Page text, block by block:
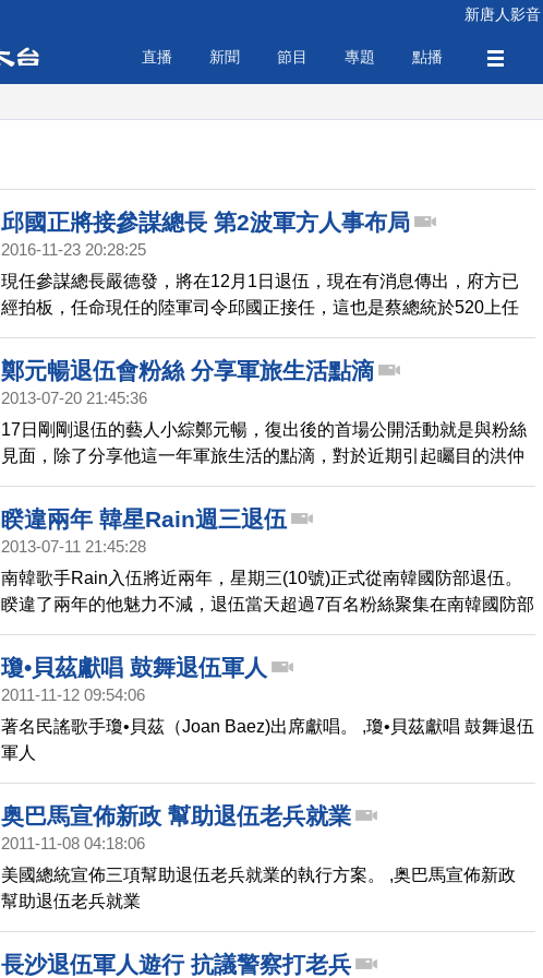
新唐人影音
直播 新聞 節目 專題 點播
防
邱國正將接參謀總長 第2波軍方人事布局
2016-11-23 20:28:25
現任參謀總長嚴德發，將在12月1日退伍，現在有消息傳出，府方已
經拍板，任命現任的陸軍司令邱國正接任，這也是蔡總統於520上任
之後，第2波重要的軍方人事布局。
鄭元暢退伍會粉絲 分享軍旅生活點滴
2013-07-20 21:45:36
17日剛剛退伍的藝人小綜鄭元暢，復出後的首場公開活動就是與粉絲
見面，除了分享他這一年軍旅生活的點滴，對於近期引起矚目的洪仲
丘案，鄭元暢也直言，真的感到相當憤怒。
睽違兩年 韓星Rain週三退伍
2013-07-11 21:45:28
南韓歌手Rain入伍將近兩年，星期三(10號)正式從南韓國防部退伍。
睽違了兩年的他魅力不減，退伍當天超過7百名粉絲聚集在南韓國防部
前，熱烈歡迎偶像的歸來。
瓊•貝茲獻唱 鼓舞退伍軍人
2011-11-12 09:54:06
著名民謠歌手瓊•貝茲（Joan Baez)出席獻唱。 ,瓊•貝茲獻唱 鼓舞退伍
軍人
奥巴馬宣佈新政 幫助退伍老兵就業
2011-11-08 04:18:06
美國總統宣佈三項幫助退伍老兵就業的執行方案。 ,奥巴馬宣佈新政
幫助退伍老兵就業
長沙退伍軍人遊行 抗議警察打老兵